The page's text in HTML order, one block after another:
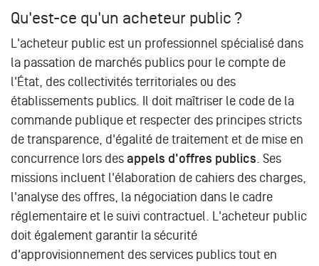
Qu'est-ce qu'un acheteur public ?
L'acheteur public est un professionnel spécialisé dans
la passation de marchés publics pour le compte de
l'État, des collectivités territoriales ou des
établissements publics. Il doit maîtriser le code de la
commande publique et respecter des principes stricts
de transparence, d'égalité de traitement et de mise en
concurrence lors des appels d'offres publics. Ses
missions incluent l'élaboration de cahiers des charges,
l'analyse des offres, la négociation dans le cadre
réglementaire et le suivi contractuel. L'acheteur public
doit également garantir la sécurité
d'approvisionnement des services publics tout en